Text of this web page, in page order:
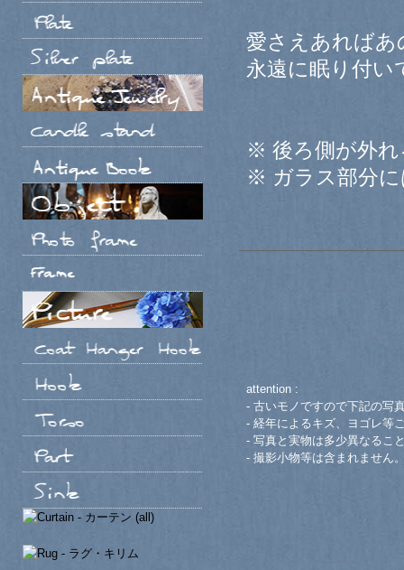
愛さえあればあ
永遠に眠り付
※ 後ろ側が外れ
※ ガラス部分
attention :
- 古いモノですので下記の写
- 経年によるキズ、ヨゴレ等
- 写真と実物は多少異なるこ
- 撮影小物等は含まれません